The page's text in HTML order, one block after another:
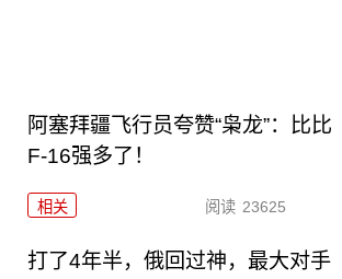
阿塞拜疆飞行员夸赞“枭龙”：比比
F-16强多了！
相关 阅读 23625
打了4年半，俄回过神，最大对手